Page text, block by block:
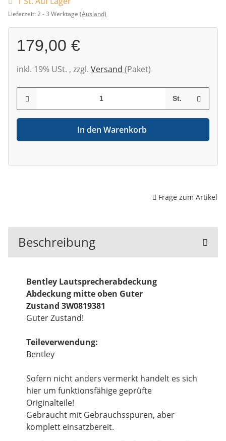
Lieferzeit:2 - 3 Werktage (Ausland)
179,00 €
inkl. 19% USt. , zzgl. Versand (Paket)
St.
In den Warenkorb
Frage zum Artikel
Beschreibung
Bentley Lautsprecherabdeckung
Abdeckung mitte oben Guter
Zustand 3W0819381
Guter Zustand!
Teileverwendung:
Bentley
Sofern nicht anders vermerkt handelt es sich
hier um funktionsfähige geprüfte
Originalteile!
Gebraucht mit Gebrauchsspuren, aber
komplett einsatzbereit.